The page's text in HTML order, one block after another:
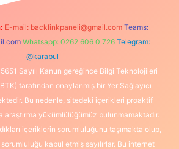
E-mail: backlinkpaneli@gmail.com Teams:
Whatsapp: 0262 606 0 726 Telegram:
@karabul
Sayılı Kanun gereğince Bilgi Teknolojileri
tarafından onaylanmış bir Yer Sağlayıcı
Bu nedenle, sitedeki içerikleri proaktif
yükümlülüğümüz bulunmamaktadır.
içeriklerin sorumluluğunu taşımakta olup,
kabul etmiş sayılırlar. Bu internet